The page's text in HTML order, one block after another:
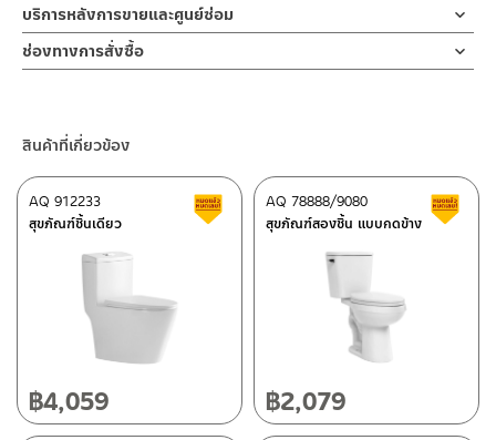
บริการหลังการขายและศูนย์ซ่อม
ช่องทางออนไลน์
– Email: contact@charnpaiboon.com
ศูนย์บริการและอะไหล่ กรุงเทพฯ
662/61-62 ถนน พระราม3 แขวงบางโพงพาง เขตยานนาวา กรุงเทพฯ
โทร: 02-358-0080 / 080-075-8668 / 091-545-0556
ช่องทางการสั่งซื้อ
– Shopee
–Lazada
ติดต่อพนักงานขาย / Contact Sales Staff
@charnpaiboon.sales
สินค้าที่เกี่ยวข้อง
สุขภัณฑ์ชิ้นเดียว
AQ 912233 สินค้าลดราคา เคลียร์สต็อก
฿4,059
สุขภัณฑ์สองชิ้น แบบกดข้าง
AQ 78888/9080
฿2,079